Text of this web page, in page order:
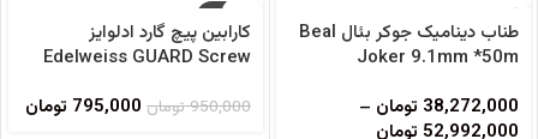
طناب دینامیک جوکر بئال Beal
Joker 9.1mm *50m
38,272,000 تومان –
52,992,000 تومان
فروخته شده
کارابین پیچ گارد ادلوایز
Edelweiss GUARD Screw
950,000تومان 795,000 تومان